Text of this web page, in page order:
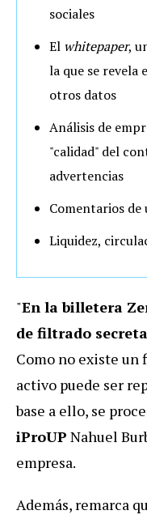
sociales
El whitepaper,
la que se
otros datos
Análisis de
"calidad" del
advertencias
Comentarios de
Liquidez,
"En la billetera
de filtrado
Como no existe un
activo puede ser
base a ello, se
iProUP Nahuel
empresa.
Además, remarca